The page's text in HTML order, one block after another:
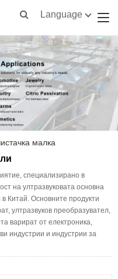
Language
малка
специализирано в
на ултразвуковата основна
Китай. Основните продукти
ултразвуков преобразувател,
варират от електроника,
индустрии и индустрии за